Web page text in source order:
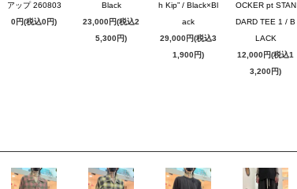
アップ 260803
0円(税込0円)
Black
23,000円(税込2
5,300円)
h Kip” / Black×Bl
ack
29,000円(税込3
1,900円)
OCKER pt STAN
DARD TEE 1 / B
LACK
12,000円(税込1
3,200円)